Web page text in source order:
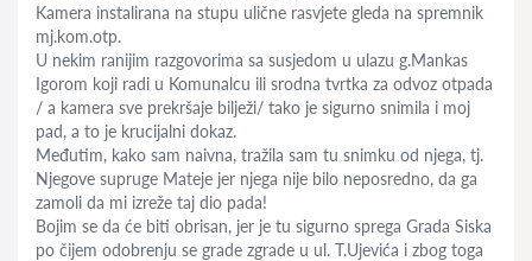
Kamera instalirana na stupu ulične rasvjete gleda na spremnik
mj.kom.otp.
U nekim ranijim razgovorima sa susjedom u ulazu g.Mankas
Igorom koji radi u Komunalcu ili srodna tvrtka za odvoz otpada
/ a kamera sve prekršaje bilježi/ tako je sigurno snimila i moj
pad, a to je krucijalni dokaz.
Međutim, kako sam naivna, tražila sam tu snimku od njega, tj.
Njegove supruge Mateje jer njega nije bilo neposredno, da ga
zamoli da mi izreže taj dio pada!
Bojim se da će biti obrisan, jer je tu sigurno sprega Grada Siska
po čijem odobrenju se grade zgrade u ul. T.Ujevića i zbog toga